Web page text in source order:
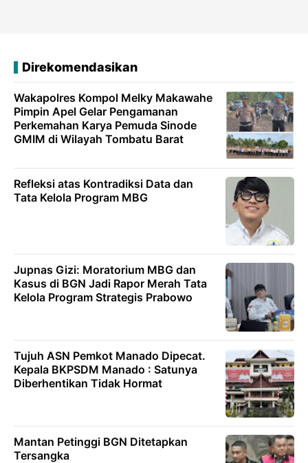
Direkomendasikan
Wakapolres Kompol Melky Makawahe
Pimpin Apel Gelar Pengamanan
Perkemahan Karya Pemuda Sinode
GMIM di Wilayah Tombatu Barat
Refleksi atas Kontradiksi Data dan
Tata Kelola Program MBG
Jupnas Gizi: Moratorium MBG dan
Kasus di BGN Jadi Rapor Merah Tata
Kelola Program Strategis Prabowo
Tujuh ASN Pemkot Manado Dipecat.
Kepala BKPSDM Manado : Satunya
Diberhentikan Tidak Hormat
Mantan Petinggi BGN Ditetapkan
Tersangka